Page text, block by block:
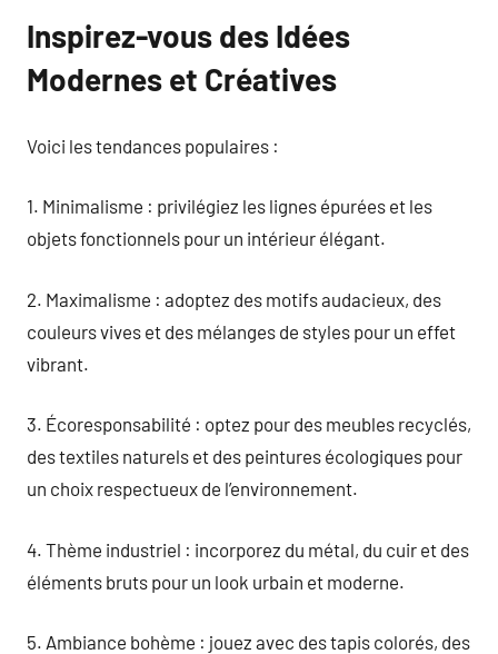
Inspirez-vous des Idées
Modernes et Créatives
Voici les tendances populaires :
1. Minimalisme : privilégiez les lignes épurées et les
objets fonctionnels pour un intérieur élégant.
2. Maximalisme : adoptez des motifs audacieux, des
couleurs vives et des mélanges de styles pour un effet
vibrant.
3. Écoresponsabilité : optez pour des meubles recyclés,
des textiles naturels et des peintures écologiques pour
un choix respectueux de l’environnement.
4. Thème industriel : incorporez du métal, du cuir et des
éléments bruts pour un look urbain et moderne.
5. Ambiance bohème : jouez avec des tapis colorés, des